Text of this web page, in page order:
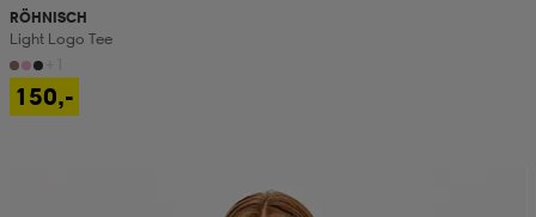
RÖHNISCH
Light Logo Tee
150,-